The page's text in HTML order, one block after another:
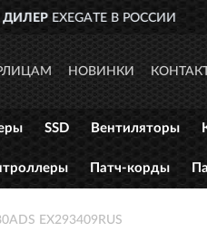
ДОСТАВИМ
НОВИНКИ
SSD Вентиляторы
Патч-корды
EX293409RUS